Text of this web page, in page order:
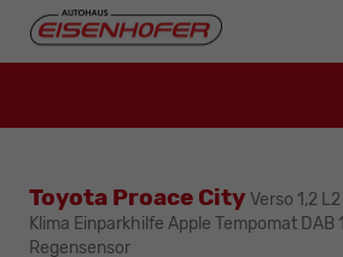
Toyota Proace City Verso 1,2
Klima Einparkhilfe Apple Tempomat DAB
Regensensor